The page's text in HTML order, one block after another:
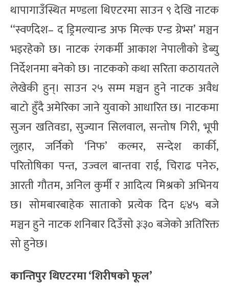
थापागाउँस्थित मण्डला थिएटरमा साउन ९ देखि नाटक
‘‘स्वर्णदेश– द ड्रिमल्यान्ड अफ मिल्क एन्ड ग्रेभ्स’ मञ्चन
भइरहेको छ। नाटक रंगकर्मी आकाश नेपालीको डेब्यु
निर्देशनमा बनेको छ। नाटकको कथा सरिता कठायतले
लेखेकी हुन्। साउन २५ सम्म मञ्चन हुने नाटक अवैध
बाटो हुँदै अमेरिका जाने युवाको आधारित छ। नाटकमा
सुजन खतिवडा, सुज्यान सिलवाल, सन्तोष गिरी, भूपी
लुहार, जर्निको ‘निफ’ कल्मर, सन्देश कार्की,
परितोषिका पन्त, उज्वल बान्तवा राई, चिराढ पनेरु,
आरती गौतम, अनिल कुर्मी र आदित्य मिश्रको अभिनय
छ। सोमबारबाहेक साताको प्रत्येक दिन ६ः४५ बजे
मञ्चन हुने नाटक शनिबार दिउँसो ३ः३० बजेको अतिरिक्त
सो हुनेछ।
कान्तिपुर थिएटरमा ‘शिरीषको फूल’